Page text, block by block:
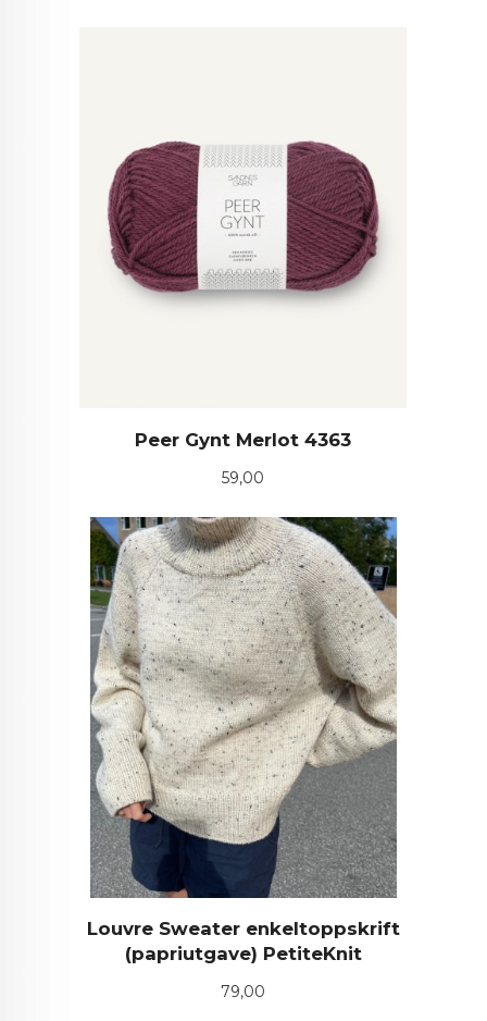
Peer Gynt Merlot 4363
Pris
59,00
Louvre Sweater enkeltoppskrift
(papriutgave) PetiteKnit
Pris
79,00